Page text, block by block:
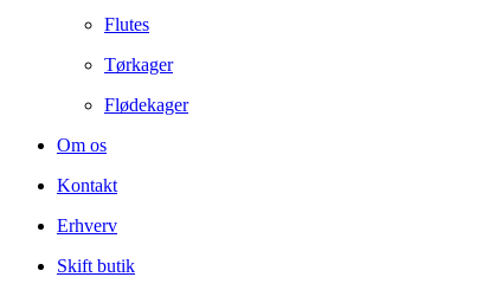
Flutes
Tørkager
Flødekager
Om os
Kontakt
Erhverv
Skift butik